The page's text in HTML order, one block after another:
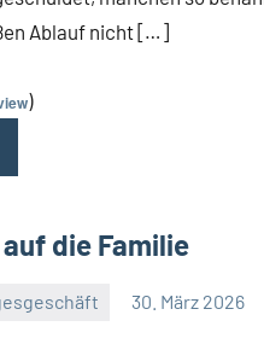
Ablauf nicht […]
)
die Familie
30. März 2026